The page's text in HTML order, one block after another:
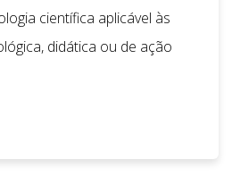
científica aplicável às
didática ou de ação